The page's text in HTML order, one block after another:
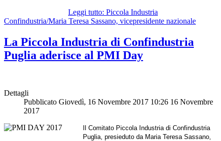
Leggi tutto: Piccola Industria
Confindustria/Maria Teresa Sassano, vicepresidente nazionale
La Piccola Industria di Confindustria
Puglia aderisce al PMI Day
Dettagli
Pubblicato Giovedì, 16 Novembre 2017 10:26 16 Novembre
2017
Il Comitato Piccola Industria di Confindustria
Puglia, presieduto da Maria Teresa Sassano,